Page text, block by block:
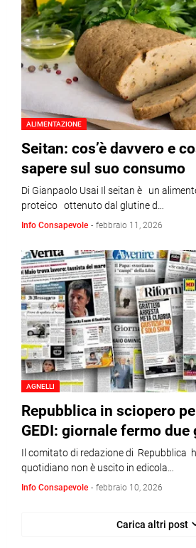
ALIMENTAZIONE
Seitan: cos’è davvero e
sapere sul suo consumo
Di Gianpaolo Usai Il seitan è un
proteico ottenuto dal glutine d…
Info Consapevole - febbraio 11, 2026
AGNELLI
Repubblica in sciopero
GEDI: giornale fermo due
Il comitato di redazione di Repubblica
quotidiano non è uscito in edicola…
Info Consapevole - febbraio 10, 2026
Carica altri post